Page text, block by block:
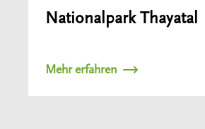
Nationalpark Thayatal
Mehr erfahren